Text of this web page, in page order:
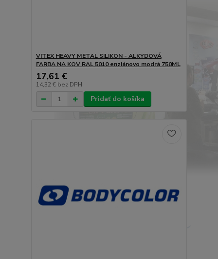
VITEX HEAVY METAL SILIKON - ALKYDOVÁ
FARBA NA KOV RAL 5010 enziánovo modrá 750ML
17,61 €
14,32 € bez DPH
Pridať do košíka